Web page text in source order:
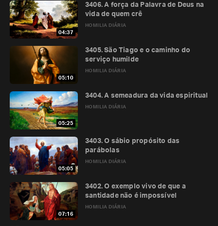
04:37
HOMILIA DIÁRIA
3406. A força da Palavra de Deus na
vida de quem crê
05:10
HOMILIA DIÁRIA
3405. São Tiago e o caminho do
serviço humilde
05:25
HOMILIA DIÁRIA
3404. A semeadura da vida espiritual
05:05
HOMILIA DIÁRIA
3403. O sábio propósito das
parábolas
07:16
HOMILIA DIÁRIA
3402. O exemplo vivo de que a
santidade não é impossível